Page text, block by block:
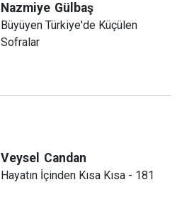
Nazmiye Gülbaş
Büyüyen Türkiye'de Küçülen
Sofralar
Veysel Candan
Hayatın İçinden Kısa Kısa - 181